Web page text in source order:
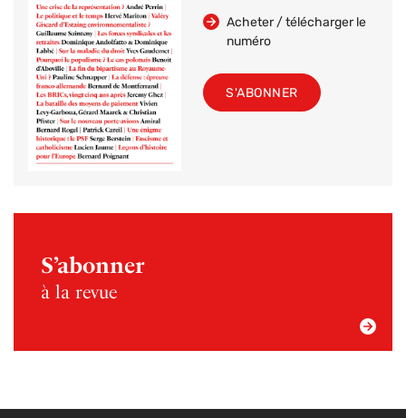
Acheter / télécharger le
numéro
S'ABONNER
S’abonner
à la revue